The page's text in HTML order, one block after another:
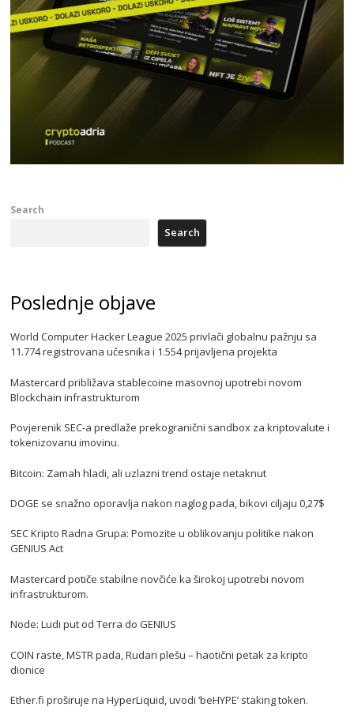
Search
Search
Poslednje objave
World Computer Hacker League 2025 privlači globalnu pažnju sa
11.774 registrovana učesnika i 1.554 prijavljena projekta
Mastercard približava stablecoine masovnoj upotrebi novom
Blockchain infrastrukturom
Povjerenik SEC-a predlaže prekogranični sandbox za kriptovalute i
tokenizovanu imovinu.
Bitcoin: Zamah hladi, ali uzlazni trend ostaje netaknut
DOGE se snažno oporavlja nakon naglog pada, bikovi ciljaju 0,27$
SEC Kripto Radna Grupa: Pomozite u oblikovanju politike nakon
GENIUS Act
Mastercard potiče stabilne novčiće ka širokoj upotrebi novom
infrastrukturom.
Node: Ludi put od Terra do GENIUS
COIN raste, MSTR pada, Rudari plešu – haotični petak za kripto
dionice
Ether.fi proširuje na HyperLiquid, uvodi ‘beHYPE’ staking token.